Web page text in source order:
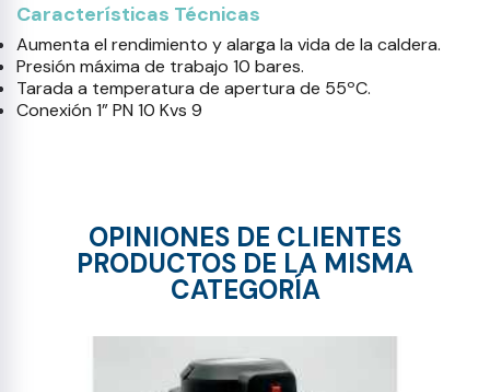
Características Técnicas
Aumenta el rendimiento y alarga la vida de la caldera.
Presión máxima de trabajo 10 bares.
Tarada a temperatura de apertura de 55ºC.
Conexión 1” PN 10 Kvs 9
OPINIONES DE CLIENTES
PRODUCTOS DE LA MISMA
CATEGORÍA